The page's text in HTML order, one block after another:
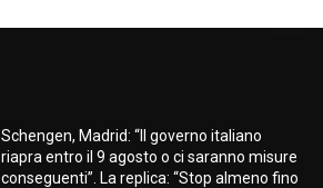
Schengen, Madrid: “Il governo italiano
riapra entro il 9 agosto o ci saranno misure
conseguenti”. La replica: “Stop almeno fino